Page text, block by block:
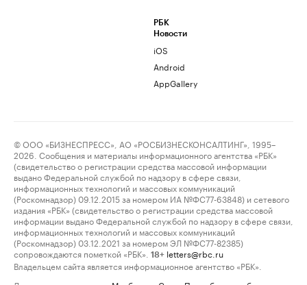
РБК
Новости
iOS
Android
AppGallery
© ООО «БИЗНЕСПРЕСС», АО «РОСБИЗНЕСКОНСАЛТИНГ», 1995–
2026. Сообщения и материалы информационного агентства «РБК»
(свидетельство о регистрации средства массовой информации
выдано Федеральной службой по надзору в сфере связи,
информационных технологий и массовых коммуникаций
(Роскомнадзор) 09.12.2015 за номером ИА №ФС77-63848) и сетевого
издания «РБК» (свидетельство о регистрации средства массовой
информации выдано Федеральной службой по надзору в сфере связи,
информационных технологий и массовых коммуникаций
(Роскомнадзор) 03.12.2021 за номером ЭЛ №ФС77-82385)
сопровождаются пометкой «РБК».
18+ letters@rbc.ru
Владельцем сайта является информационное агентство «РБК».